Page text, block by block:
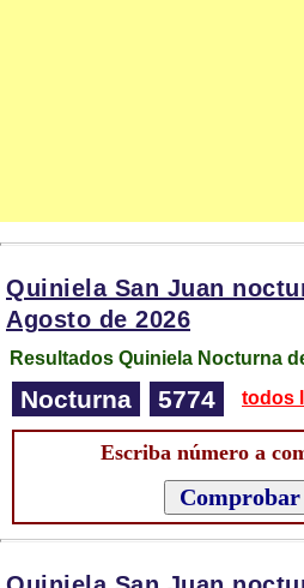
Quiniela San Juan
Agosto de 2026
Resultados Quiniela Nocturna
Nocturna 5774 todos
Escriba número a